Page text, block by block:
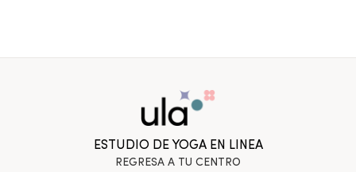
ESTUDIO DE YOGA EN LINEA
REGRESA A TU CENTRO